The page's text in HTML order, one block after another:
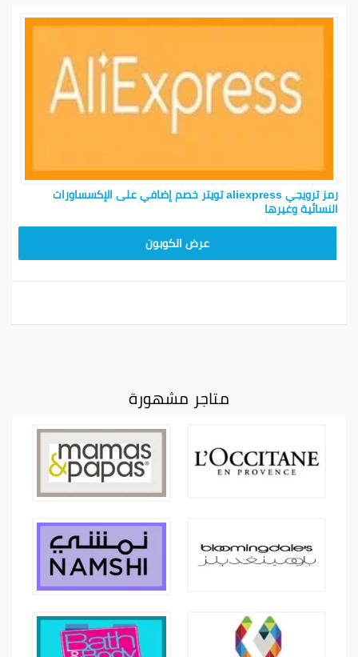
رمز ترويجي aliexpress تويتر خصم إضافي على الإكسساورات
النسائية وغيرها
عرض الكوبون
متاجر مشهورة